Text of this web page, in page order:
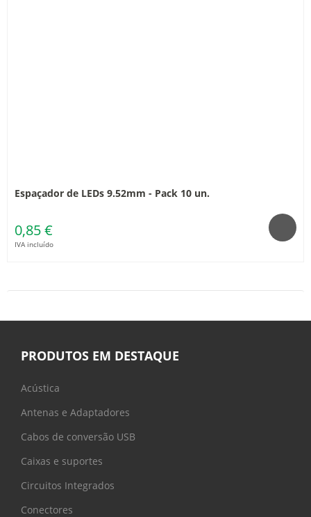
Espaçador de LEDs 9.52mm - Pack 10 un.
0,85 €
IVA incluído
PRODUTOS EM DESTAQUE
Acústica
Antenas e Adaptadores
Cabos de conversão USB
Caixas e suportes
Circuitos Integrados
Conectores